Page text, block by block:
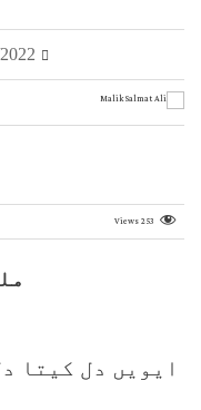
اینٹی پرسنل مائن
پربندھ (گڈ
نویں صوبیاں دی
Views253
ایویں دل کیتا